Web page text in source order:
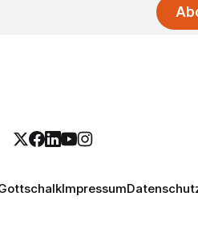
Impressum